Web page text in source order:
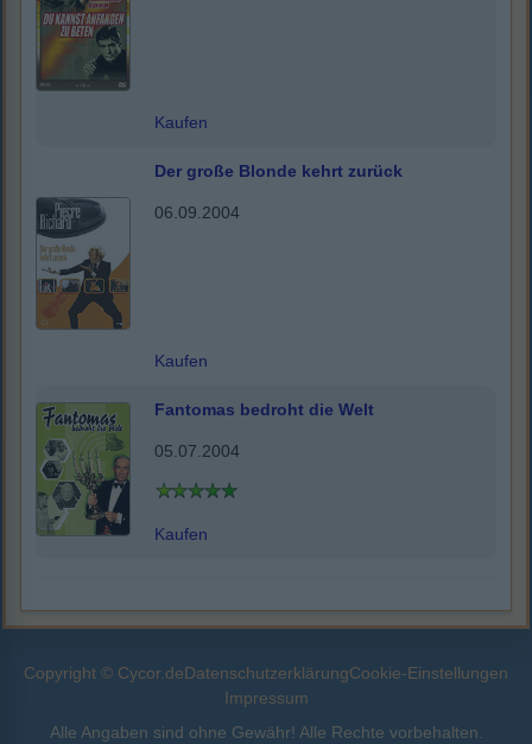
Kaufen
Der große Blonde kehrt zurück
06.09.2004
Kaufen
Fantomas bedroht die Welt
05.07.2004
Kaufen
Copyright © Cycor.deDatenschutzerklärungCookie-Einstellungen
Impressum
Alle Angaben sind ohne Gewähr! Alle Rechte vorbehalten.